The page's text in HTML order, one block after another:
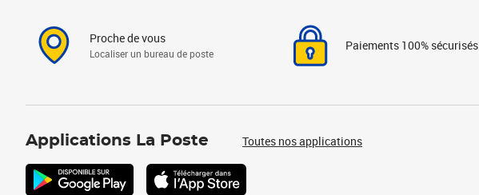
Proche de vous
Localiser un bureau de poste
Paiements 100% sécurisés
Applications La Poste Toutes nos applications